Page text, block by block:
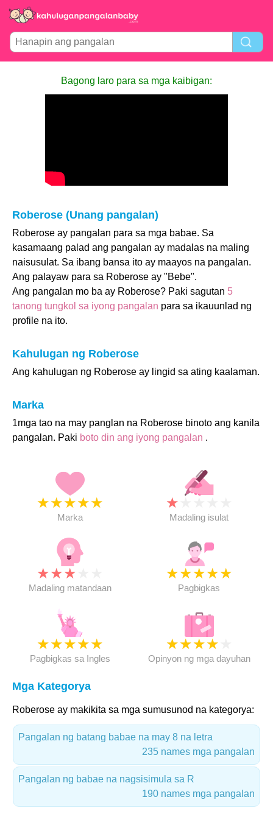
Bagong laro para sa mga kaibigan:
Roberose (Unang pangalan)
Roberose ay pangalan para sa mga babae. Sa
kasamaang palad ang pangalan ay madalas na maling
naisusulat. Sa ibang bansa ito ay maayos na pangalan.
Ang palayaw para sa Roberose ay "Bebe".
Ang pangalan mo ba ay Roberose? Paki sagutan 5
tanong tungkol sa iyong pangalan para sa ikauunlad ng
profile na ito.
Kahulugan ng Roberose
Ang kahulugan ng Roberose ay lingid sa ating kaalaman.
Marka
1mga tao na may panglan na Roberose binoto ang kanila
pangalan. Paki boto din ang iyong pangalan .
★★★★★
Marka
★
Madaling isulat
★★★
Madaling matandaan
★★★★★
Pagbigkas
★★★★★
Pagbigkas sa Ingles
★★★★
Opinyon ng mga dayuhan
Mga Kategorya
Roberose ay makikita sa mga sumusunod na kategorya:
Pangalan ng batang babae na may 8 na letra
235 names mga pangalan
Pangalan ng babae na nagsisimula sa R
190 names mga pangalan